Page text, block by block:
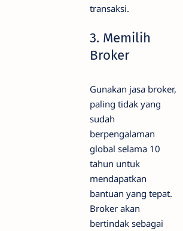
transaksi.
3. Memilih
Broker
Gunakan jasa broker,
paling tidak yang
sudah
berpengalaman
global selama 10
tahun untuk
mendapatkan
bantuan yang tepat.
Broker akan
bertindak sebagai